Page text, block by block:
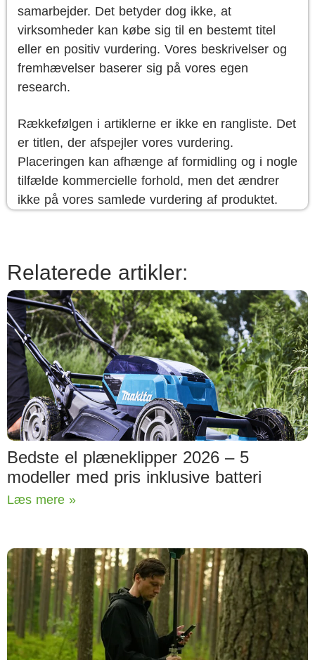
samarbejder. Det betyder dog ikke, at
virksomheder kan købe sig til en bestemt titel
eller en positiv vurdering. Vores beskrivelser og
fremhævelser baserer sig på vores egen
research.
Rækkefølgen i artiklerne er ikke en rangliste. Det
er titlen, der afspejler vores vurdering.
Placeringen kan afhænge af formidling og i nogle
tilfælde kommercielle forhold, men det ændrer
ikke på vores samlede vurdering af produktet.
Relaterede artikler:
Bedste el plæneklipper 2026 – 5
modeller med pris inklusive batteri
Læs mere »